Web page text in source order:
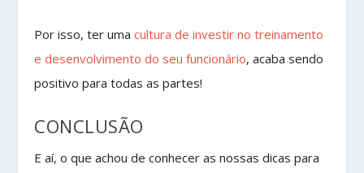
Por isso, ter umacultura de investir no treinamento
e desenvolvimento do seu funcionário, acaba sendo
positivo para todas as partes!
CONCLUSÃO
E aí, o que achou de conhecer as nossas dicas para